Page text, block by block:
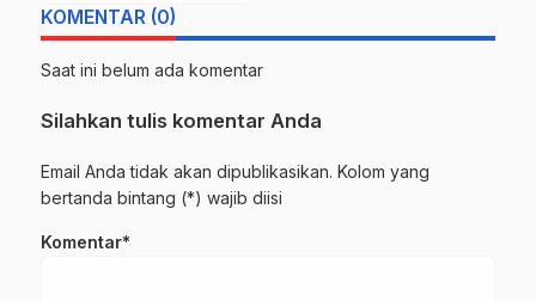
KOMENTAR (0)
Saat ini belum ada komentar
Silahkan tulis komentar Anda
Email Anda tidak akan dipublikasikan. Kolom yang
bertanda bintang (*) wajib diisi
Komentar*